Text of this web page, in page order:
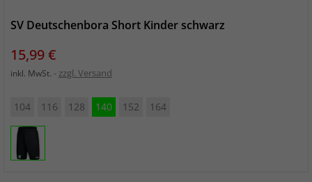
SV Deutschenbora Short Kinder schwarz
Preis
15,99 €
inkl. MwSt. zzgl. Versand
104 116 128 140 152 164